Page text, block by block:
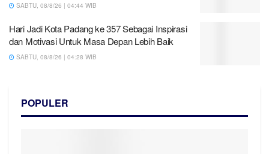
SABTU, 08/8/26 | 04:44 WIB
Hari Jadi Kota Padang ke 357 Sebagai Inspirasi
dan Motivasi Untuk Masa Depan Lebih Baik
SABTU, 08/8/26 | 04:28 WIB
POPULER